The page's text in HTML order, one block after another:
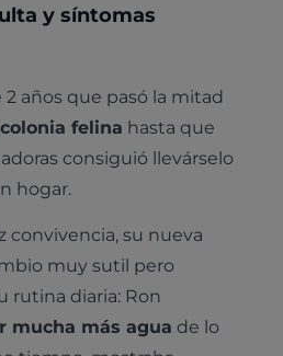
y síntomas
años que pasó la mitad
colonia felina hasta que
consiguió llevárselo
hogar.
convivencia, su nueva
muy sutil pero
rutina diaria: Ron
mucha más agua de lo